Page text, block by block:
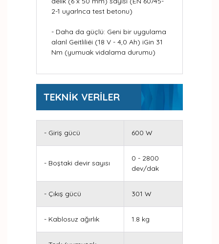
2-1 uyarlnca test betonu)
- Daha da güçlü: Geni bir uygulama
alanl Geitliliéi (18 V - 4,0 Ah) iGin 31
Nm (yumuak vidalama durumu)
TEKNİK VERİLER
- Giriş gücü 600 W
- Boştaki devir sayısı
0 - 2800
dev/dak
- Çıkış gücü 301 W
- Kablosuz ağırlık 1.8 kg